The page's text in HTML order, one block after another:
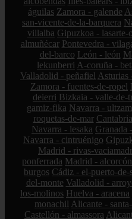
águilas Zamora - galende
san-vicente-de-la-barquera
villalba Gipuzkoa - lasarte-
almuñécar Pontevedra -
del-barco León - león
lekunberri A-coruña -
Valladolid - peñafiel Asturias
Zamora - fuentes-de-ropel
deierri Bizkaia - valle-de-
gamiz-fika Navarra -
roquetas-de-mar
Navarra - lesaka Granada
Navarra - cintruénigo
Madrid - rivas-
ponferrada Madrid - alcorcón
burgos Cádiz - el-puerto-de-
del-monte Valladolid -
los-molinos Huelva - aracena
monachil Alicante -
Castellón - almassora